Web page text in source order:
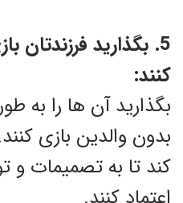
5. بگذارید فرزندتان
کنند:
بگذارید آن ها را به
بدون والدین بازی
کند تا به تصمیمات و